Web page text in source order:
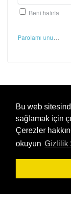
Bu web
sağlamak için
Çerezler
okuyun Gizlilik
Beni hatırla
Parolamı unuttum